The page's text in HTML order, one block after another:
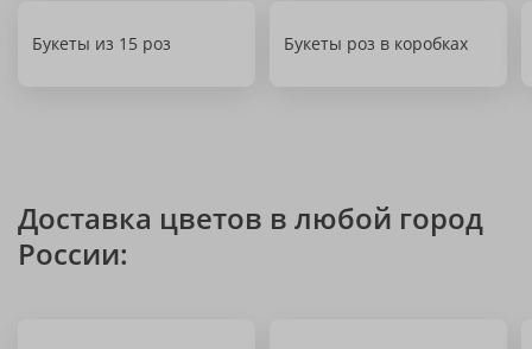
Букеты из 15 роз Букеты роз в коробках
Доставка цветов в любой город
России: